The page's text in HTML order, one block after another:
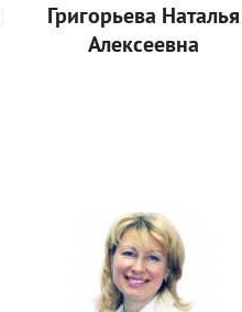
Григорьева Наталья
Алексеевна